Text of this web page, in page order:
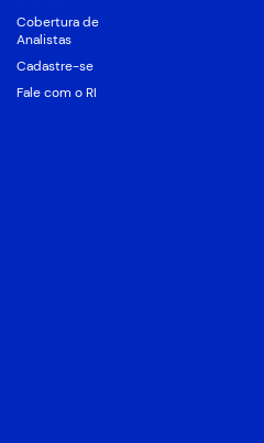
Cobertura de
Analistas
Cadastre-se
Fale com o RI